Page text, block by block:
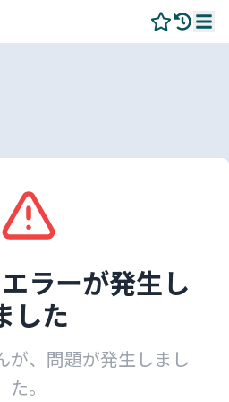
ラーが発生し
した
が、問題が発生しまし
た。